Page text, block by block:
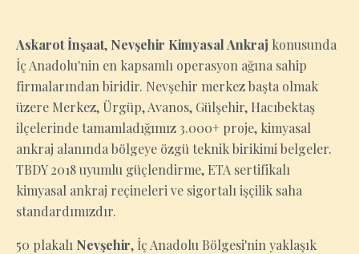
Askarot İnşaat, Nevşehir Kimyasal Ankraj konusunda
İç Anadolu'nin en kapsamlı operasyon ağına sahip
firmalarından biridir. Nevşehir merkez başta olmak
üzere Merkez, Ürgüp, Avanos, Gülşehir, Hacıbektaş
ilçelerinde tamamladığımız 3.000+ proje, kimyasal
ankraj alanında bölgeye özgü teknik birikimi belgeler.
TBDY 2018 uyumlu güçlendirme, ETA sertifikalı
kimyasal ankraj reçineleri ve sigortalı işçilik saha
standardımızdır.
50 plakalı Nevşehir, İç Anadolu Bölgesi'nin yaklaşık